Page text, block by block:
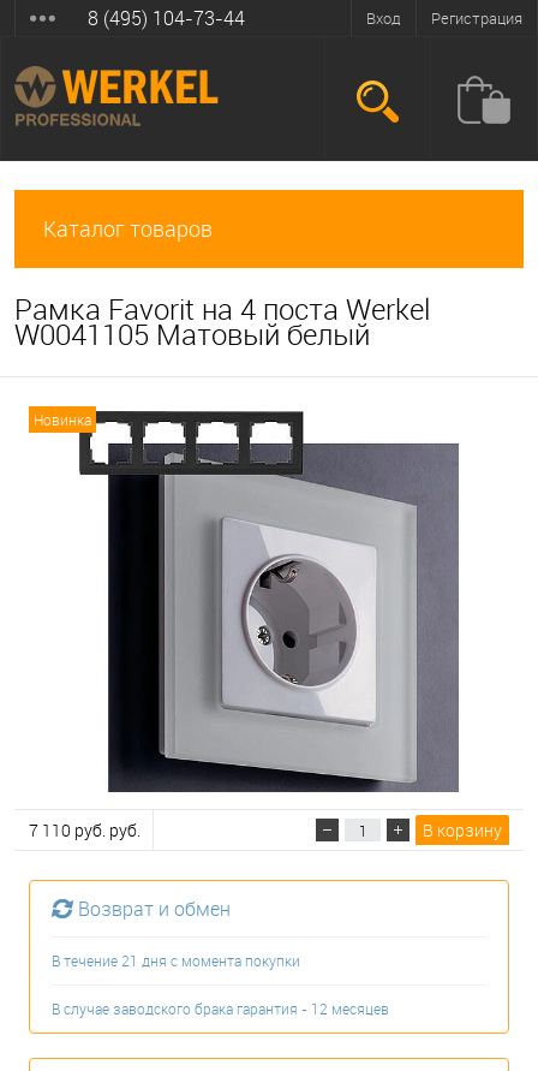
Вход Регистрация
8 (495) 104-73-44
Каталог товаров
Рамка Favorit на 4 поста Werkel
W0041105 Матовый белый
Новинка
7 110 руб. руб. В корзину
Возврат и обмен
В течение 21 дня с момента покупки
В случае заводского брака гарантия - 12 месяцев